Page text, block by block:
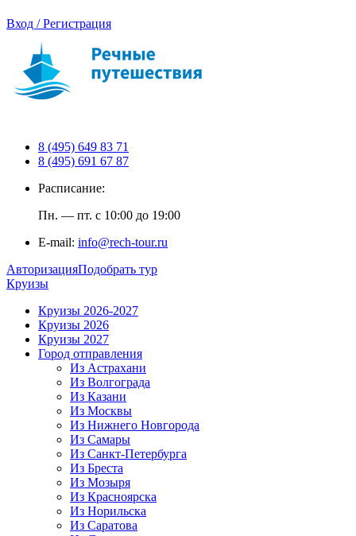
Вход / Регистрация
8 (495) 649 83 71
8 (495) 691 67 87
Расписание:
Пн. — пт. с 10:00 до 19:00
E-mail: info@rech-tour.ru
АвторизацияПодобрать тур
Круизы
Круизы 2026-2027
Круизы 2026
Круизы 2027
Город отправления
Из Астрахани
Из Волгограда
Из Казани
Из Москвы
Из Нижнего Новгорода
Из Самары
Из Санкт-Петербурга
Из Бреста
Из Мозыря
Из Красноярска
Из Норильска
Из Саратова